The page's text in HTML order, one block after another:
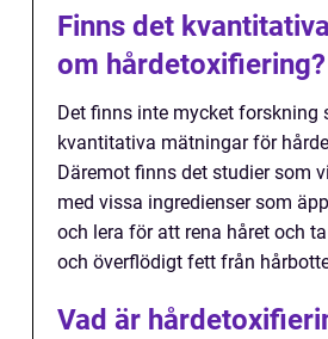
Finns det
om hårdetoxifiering?
Det finns inte mycket forskning
kvantitativa mätningar för
Däremot finns det studier som
med vissa ingredienser som
och lera för att rena håret och
och överflödigt fett från
Vad är